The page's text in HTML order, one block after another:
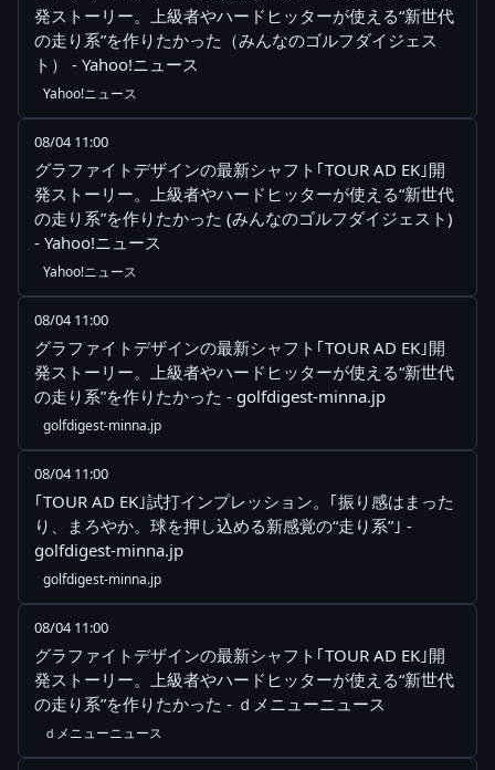
発ストーリー。上級者やハードヒッターが使える“新世代
の走り系”を作りたかった（みんなのゴルフダイジェス
ト） - Yahoo!ニュース
Yahoo!ニュース
08/04 11:00
グラファイトデザインの最新シャフト｢TOUR AD EK｣開
発ストーリー。上級者やハードヒッターが使える“新世代
の走り系”を作りたかった (みんなのゴルフダイジェスト)
- Yahoo!ニュース
Yahoo!ニュース
08/04 11:00
グラファイトデザインの最新シャフト｢TOUR AD EK｣開
発ストーリー。上級者やハードヒッターが使える“新世代
の走り系”を作りたかった - golfdigest-minna.jp
golfdigest-minna.jp
08/04 11:00
｢TOUR AD EK｣試打インプレッション。｢振り感はまった
り、まろやか。球を押し込める新感覚の“走り系”｣ -
golfdigest-minna.jp
golfdigest-minna.jp
08/04 11:00
グラファイトデザインの最新シャフト｢TOUR AD EK｣開
発ストーリー。上級者やハードヒッターが使える“新世代
の走り系”を作りたかった - ｄメニューニュース
ｄメニューニュース